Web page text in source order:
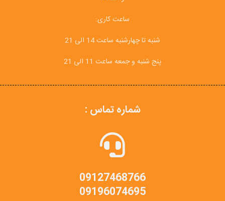
ساعت کاری:
شنبه تا چهارشنبه ساعت 14 الی 21
پنج شنبه و جمعه ساعت 11 الی 21
شماره تماس :
09127468766
09196074695